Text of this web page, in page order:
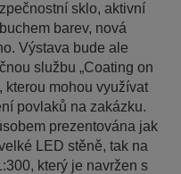
sklo, aktivní
barev, nová
Výstava bude ale
službu „Coating on
kterou mohou využívat
povlaků na zakázku.
prezentována jak
LED stěně, tak na
který je navržen s